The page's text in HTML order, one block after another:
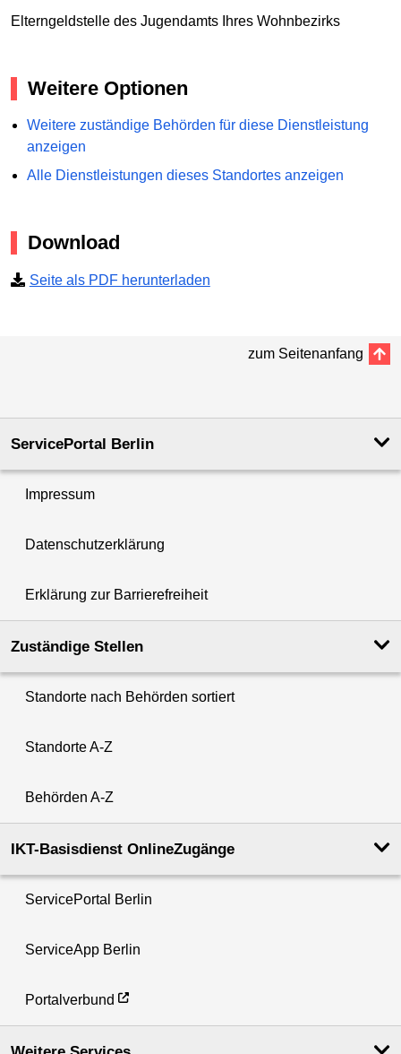
Elterngeldstelle des Jugendamts Ihres Wohnbezirks
Weitere Optionen
Weitere zuständige Behörden für diese Dienstleistung
anzeigen
Alle Dienstleistungen dieses Standortes anzeigen
Download
Seite als PDF herunterladen
zum Seitenanfang
ServicePortal Berlin
Impressum
Datenschutzerklärung
Erklärung zur Barrierefreiheit
Zuständige Stellen
Standorte nach Behörden sortiert
Standorte A-Z
Behörden A-Z
IKT-Basisdienst OnlineZugänge
ServicePortal Berlin
ServiceApp Berlin
Portalverbund